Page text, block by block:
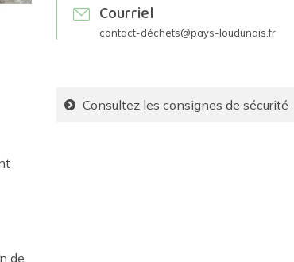
de
Courriel
contact-déchets@pays-loudunais.fr
Consultez les consignes de sécurité